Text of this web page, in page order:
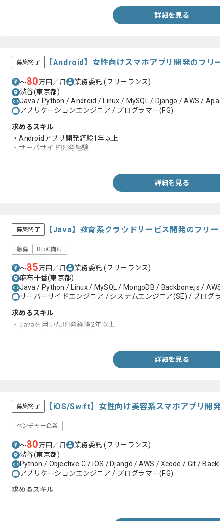
詳細を見る
募集終了 【Android】女性向けスマホアプリ開発のフリ
〜80万円／月 業務委託(フリーランス)
渋谷(東京都)
Java / Python / Android / Linux / MySQL / Django / AWS /
アプリケーションエンジニア / プログラマー(PG)
求めるスキル
・Androidアプリ開発経験1年以上
・サーバサイド開発経験
詳細を見る
募集終了 【Java】教育系クラウドサービス開発のフリ
急募 BtoC向け
〜85万円／月 業務委託(フリーランス)
麻布十番(東京都)
Java / Python / Linux / MySQL / MongoDB / Backbone.js /
サーバーサイドエンジニア / システムエンジニア(SE) / プログ
求めるスキル
・Javaを用いた開発経験2年以上
詳細を見る
募集終了 【iOS/Swift】女性向け美容系スマホアプリ開
ベンチャー企業
〜80万円／月 業務委託(フリーランス)
渋谷(東京都)
Python / Objective-C / iOS / Django / AWS / Xcode / Git /
アプリケーションエンジニア / プログラマー(PG)
求めるスキル